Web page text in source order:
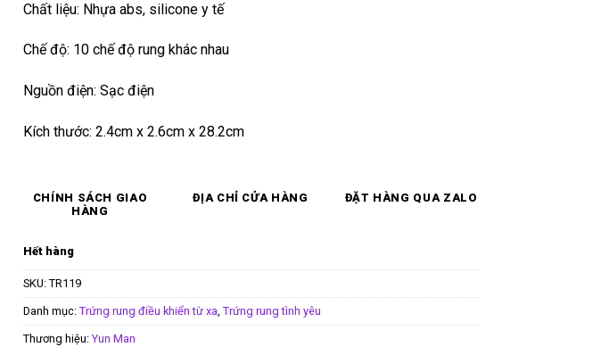
Chất liệu: Nhựa abs, silicone y tế
Chế độ: 10 chế độ rung khác nhau
Nguồn điện: Sạc điện
Kích thước: 2.4cm x 2.6cm x 28.2cm
CHÍNH SÁCH GIAO
HÀNG
ĐỊA CHỈ CỬA HÀNG ĐẶT HÀNG QUA ZALO
Hết hàng
SKU: TR119
Danh mục: Trứng rung điều khiển từ xa, Trứng rung tình yêu
Thương hiệu: Yun Man